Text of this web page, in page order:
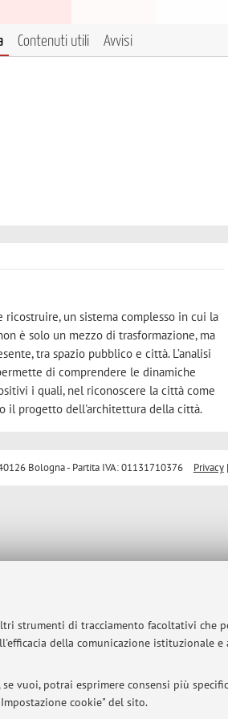
strumenti di tracciamento facoltativi che
della comunicazione istituzionale
vuoi, potrai esprimere consensi più
cookie" del sito.
Contenuti utili Avvisi
un sistema complesso in cui la
è solo un mezzo di trasformazione, ma
tra spazio pubblico e città. L’analisi
di comprendere le dinamiche
i quali, nel riconoscere la città come
il progetto dell'architettura della città.
Bologna - Partita IVA: 01131710376 Privacy|